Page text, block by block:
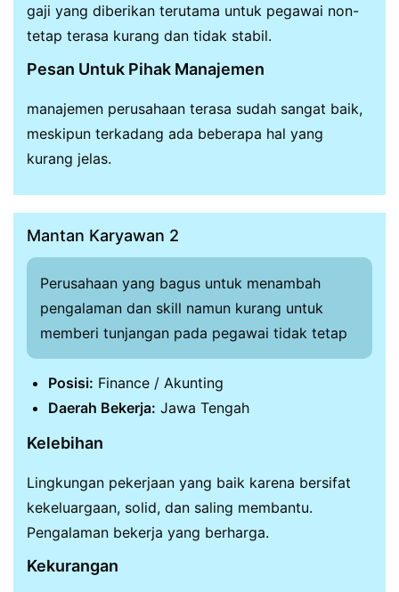
gaji yang diberikan terutama untuk pegawai non-
tetap terasa kurang dan tidak stabil.
Pesan Untuk Pihak Manajemen
manajemen perusahaan terasa sudah sangat baik,
meskipun terkadang ada beberapa hal yang
kurang jelas.
Mantan Karyawan 2
Perusahaan yang bagus untuk menambah
pengalaman dan skill namun kurang untuk
memberi tunjangan pada pegawai tidak tetap
Posisi: Finance / Akunting
Daerah Bekerja: Jawa Tengah
Kelebihan
Lingkungan pekerjaan yang baik karena bersifat
kekeluargaan, solid, dan saling membantu.
Pengalaman bekerja yang berharga.
Kekurangan